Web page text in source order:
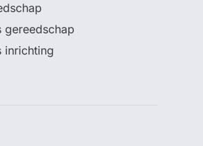
gereedschap
inrichting